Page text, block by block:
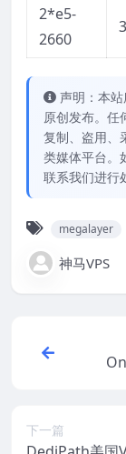
2*e5-
2660
声明：本
原创发布。任
复制、盗用、
类媒体平台。
联系我们进行
megalayer
神马VPS
下一篇